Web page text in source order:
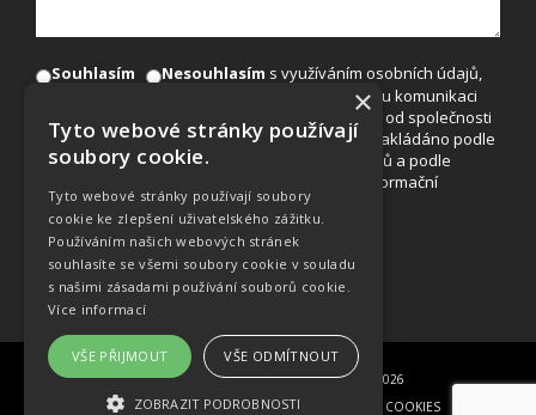
Souhlasím Nesouhlasím s využíváním osobních údajů,
uvedených v tomto formuláři, pro marketingovou komunikaci
(např. se zasíláním nabídek akcí, slev a novinek od společnosti
EuroAgentur Hotels&Travel, a.s.). S údaji bude nakládáno podle
zákona č. 101/2000Sb., o ochraně osobních údajů a podle
zákona č. 480/2004Sb., o některých službách informační
společnosti.
© COPYRIGHT EUROAGENTUR HOTELS&TRAVEL A.S. 2015-2026
DECLARATION ON THE PROTECTION OF PERSONAL DATA
COOKIES
×
Tyto webové stránky používají
soubory cookie.
Tyto webové stránky používají soubory
cookie ke zlepšení uživatelského zážitku.
Používáním našich webových stránek
souhlasíte se všemi soubory cookie v souladu
s našimi zásadami používání souborů cookie.
Více informací
VŠE PŘIJMOUT VŠE ODMÍTNOUT
ZOBRAZIT PODROBNOSTI